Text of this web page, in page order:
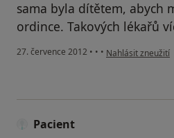
sama byla dítětem, abych
ordince. Takových lékařů
27. července 2012 • • • podle názoru
Nahlásit zneužití
Pacient